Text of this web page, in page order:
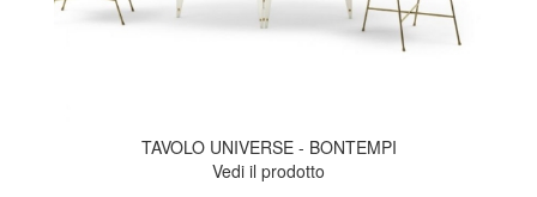
TAVOLO UNIVERSE - BONTEMPI
Vedi il prodotto